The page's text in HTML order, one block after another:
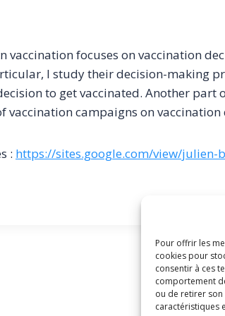
Pour offrir les
cookies pour
consentir à ces
comportement
ou de retirer
caractéristiques
vaccination focuses on vaccination
I study their decision-making
to get vaccinated. Another
vaccination campaigns on vaccination
: https://sites.google.com/view/julien-